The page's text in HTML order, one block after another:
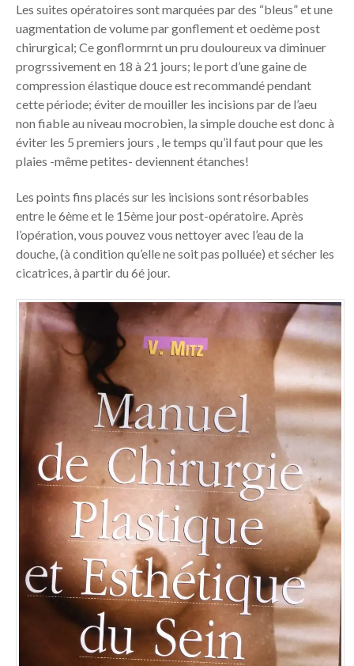
Les suites opératoires sont marquées par des “bleus” et une
uagmentation de volume par gonflement et oedème post
chirurgical; Ce gonflormrnt un pru douloureux va diminuer
progrssivement en 18 à 21 jours; le port d’une gaine de
compression élastique douce est recommandé pendant
cette période; éviter de mouiller les incisions par de l’aeu
non fiable au niveau mocrobien, la simple douche est donc à
éviter les 5 premiers jours , le temps qu’il faut pour que les
plaies -même petites- deviennent étanches!
Les points fins placés sur les incisions sont résorbables
entre le 6ème et le 15ème jour post-opératoire. Après
l’opération, vous pouvez vous nettoyer avec l’eau de la
douche, (à condition qu’elle ne soit pas polluée) et sécher les
cicatrices, à partir du 6é jour.